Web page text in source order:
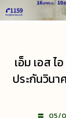
เอ็ม เอส
ประกันวิน